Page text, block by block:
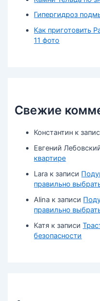
Гипергидроз
Как приготовить
11 фото
Свежие
Константин к
Евгений
квартире
Lara к записи
правильно
Alina к записи
правильно
Катя к записи
безопасности